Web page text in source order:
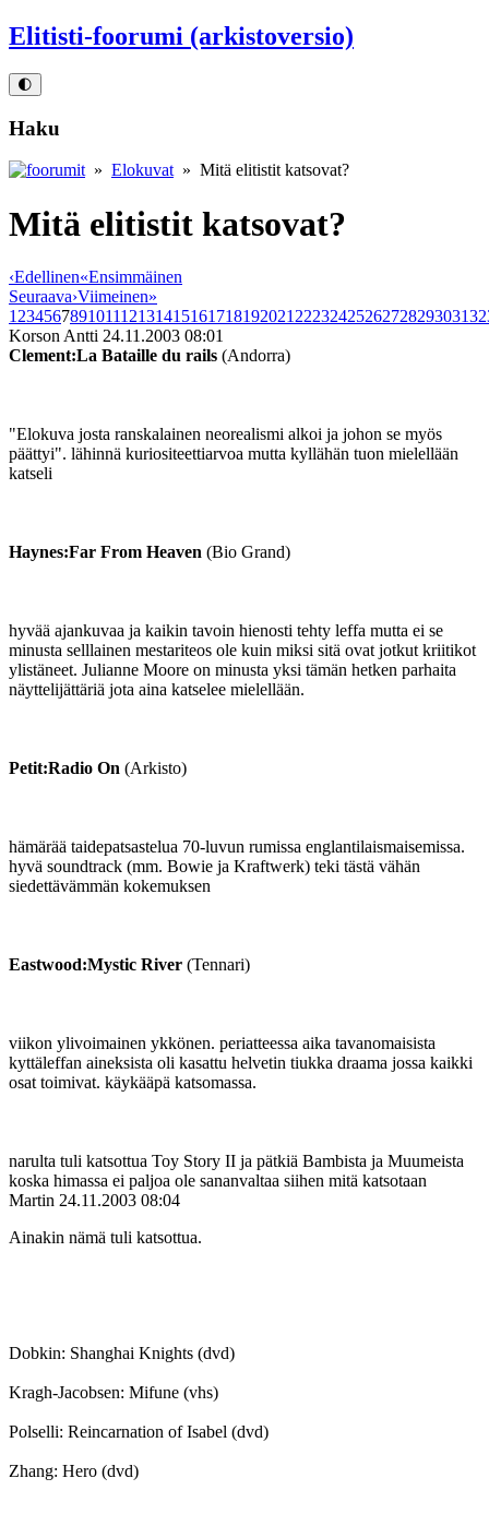
Elitisti-foorumi (arkistoversio)
🌓
Haku
» Elokuvat » Mitä elitistit katsovat?
Mitä elitistit katsovat?
‹Edellinen«Ensimmäinen
Seuraava›Viimeinen»
1 23456789101112131415161718192021 2223242526272829303132
Korson Antti 24.11.2003 08:01
Clement:La Bataille du rails (Andorra)
"Elokuva josta ranskalainen neorealismi alkoi ja johon se myös
päättyi". lähinnä kuriositeettiarvoa mutta kyllähän tuon mielellään
katseli
Haynes:Far From Heaven (Bio Grand)
hyvää ajankuvaa ja kaikin tavoin hienosti tehty leffa mutta ei se
minusta selllainen mestariteos ole kuin miksi sitä ovat jotkut kriitikot
ylistäneet. Julianne Moore on minusta yksi tämän hetken parhaita
näyttelijättäriä jota aina katselee mielellään.
Petit:Radio On (Arkisto)
hämärää taidepatsastelua 70-luvun rumissa englantilaismaisemissa.
hyvä soundtrack (mm. Bowie ja Kraftwerk) teki tästä vähän
siedettävämmän kokemuksen
Eastwood:Mystic River (Tennari)
viikon ylivoimainen ykkönen. periatteessa aika tavanomaisista
kyttäleffan aineksista oli kasattu helvetin tiukka draama jossa kaikki
osat toimivat. käykääpä katsomassa.
narulta tuli katsottua Toy Story II ja pätkiä Bambista ja Muumeista
koska himassa ei paljoa ole sananvaltaa siihen mitä katsotaan
Martin 24.11.2003 08:04
Ainakin nämä tuli katsottua.
Dobkin: Shanghai Knights (dvd)
Kragh-Jacobsen: Mifune (vhs)
Polselli: Reincarnation of Isabel (dvd)
Zhang: Hero (dvd)